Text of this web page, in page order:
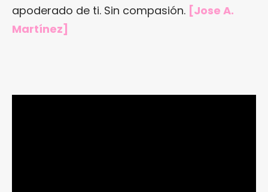
apoderado de ti. Sin compasión. [Jose A.
Martínez]